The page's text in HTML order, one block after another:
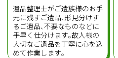
遺品整理士がご遺族様のお手
元に残すご遺品､形見分けす
るご遺品､不要なものなどに
手早く仕分けます｡故人様の
大切なご遺品を丁寧に心を込
めて作業します｡